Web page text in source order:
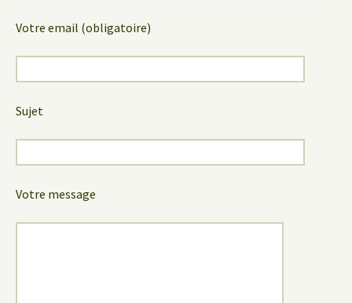
Votre email (obligatoire)
Sujet
Votre message